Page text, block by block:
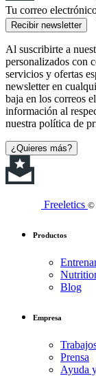
Tu correo
Recibir newsletter
Al suscribirte a
personalizados con
servicios y ofertas
newsletter en
baja en los correos
información al
nuestra política de
¿Quieres más?
Freeletics ©
Productos
Blog
Empresa
Prensa
Ayuda